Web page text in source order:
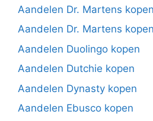
Aandelen Dr. Martens kopen
Aandelen Dr. Martens
Aandelen Duolingo kopen
Aandelen Dutchie kopen
Aandelen Dynasty kopen
Aandelen Ebusco kopen